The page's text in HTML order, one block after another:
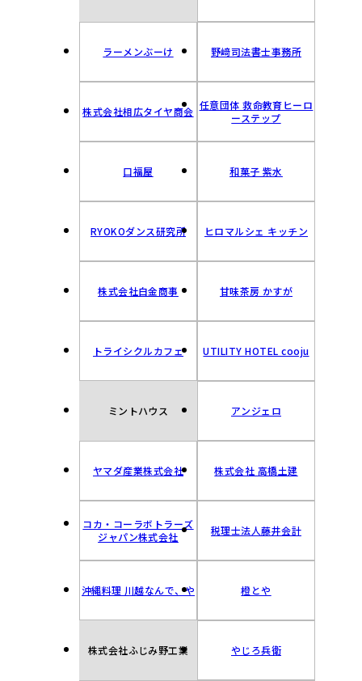
ラーメンぶーけ 野﨑司法書士事務所
株式会社相広タイヤ商会 任意団体 救命教育ヒーロ
ーステップ
口福屋 和菓子 紫水
RYOKOダンス研究所 ヒロマルシェ キッチン
株式会社白金商事 甘味茶房 かすが
トライシクルカフェ UTILITY HOTEL cooju
ミントハウス アンジェロ
ヤマダ産業株式会社 株式会社 高橋土建
コカ・コーラボトラーズ
ジャパン株式会社
税理士法人藤井会計
沖縄料理 川越なんで、や 橙とや
株式会社ふじみ野工業 やじろ兵衛